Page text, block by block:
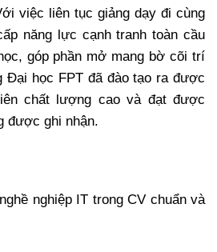
việc liên tục giảng dạy đi cùng
năng lực cạnh tranh toàn cầu
góp phần mở mang bờ cõi trí
Đại học FPT đã đào tạo ra được
chất lượng cao và đạt được
được ghi nhận.
nghiệp IT trong CV chuẩn và